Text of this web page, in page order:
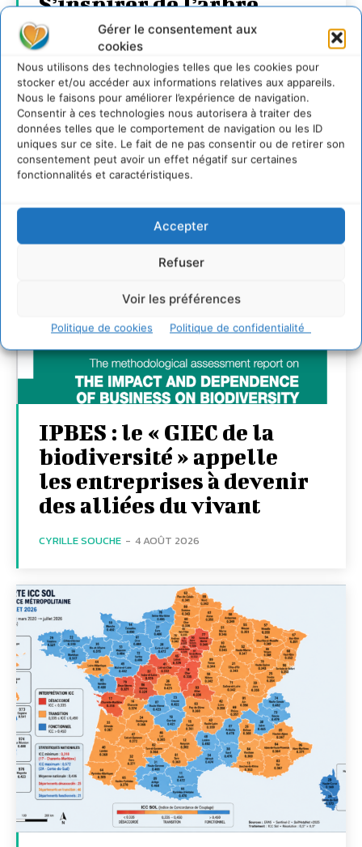
Gérer le consentement aux
cookies
Nous utilisons des technologies telles que les cookies pour
stocker et/ou accéder aux informations relatives aux appareils.
Nous le faisons pour améliorer l’expérience de navigation.
Consentir à ces technologies nous autorisera à traiter des
données telles que le comportement de navigation ou les ID
uniques sur ce site. Le fait de ne pas consentir ou de retirer son
consentement peut avoir un effet négatif sur certaines
fonctionnalités et caractéristiques.
Accepter
Refuser
Voir les préférences
Politique de cookies Politique de confidentialité
pour un modèle
économique régénératif
du vivant …
CYRILLE SOUCHE - 5 AOÛT 2026
IPBES : le « GIEC de la
biodiversité » appelle
les entreprises à devenir
des alliées du vivant
CYRILLE SOUCHE - 4 AOÛT 2026